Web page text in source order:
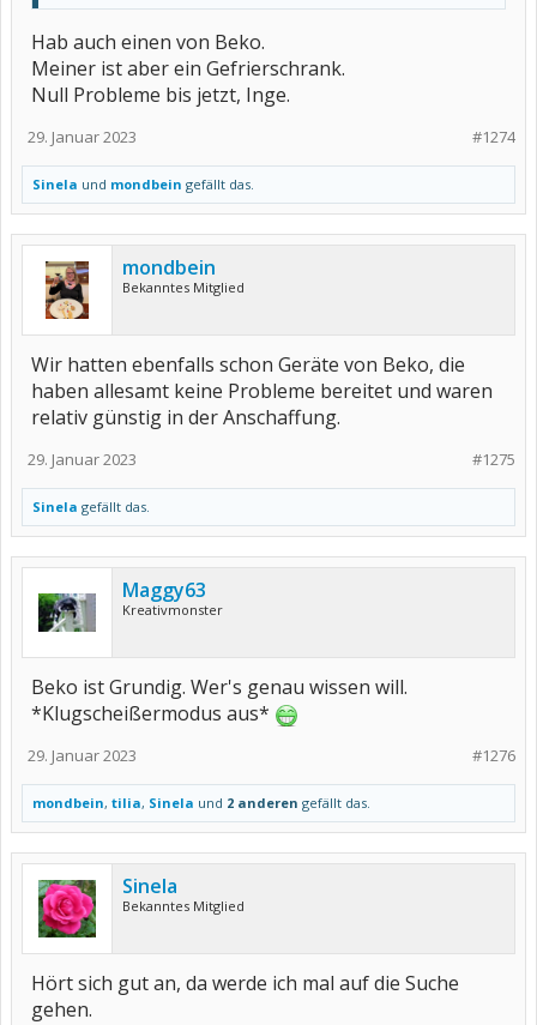
Hab auch einen von Beko.
Meiner ist aber ein Gefrierschrank.
Null Probleme bis jetzt, Inge.
#1274
29. Januar 2023
Sinela und mondbein gefällt das.
mondbein
Bekanntes Mitglied
Wir hatten ebenfalls schon Geräte von Beko, die
haben allesamt keine Probleme bereitet und waren
relativ günstig in der Anschaffung.
#1275
29. Januar 2023
Sinela gefällt das.
Maggy63
Kreativmonster
Beko ist Grundig. Wer's genau wissen will.
*Klugscheißermodus aus*
#1276
29. Januar 2023
mondbein, tilia, Sinela und 2 anderen gefällt das.
Sinela
Bekanntes Mitglied
Hört sich gut an, da werde ich mal auf die Suche
gehen.